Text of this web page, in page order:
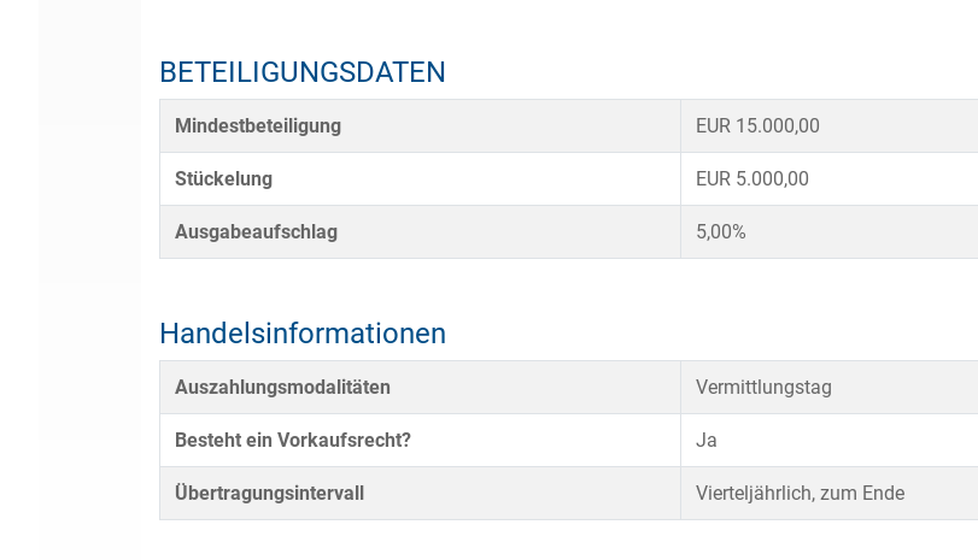
BETEILIGUNGSDATEN
Mindestbeteiligung EUR 15.000,00
Stückelung EUR 5.000,00
Ausgabeaufschlag 5,00%
Handelsinformationen
Auszahlungsmodalitäten Vermittlungstag
Besteht ein Vorkaufsrecht? Ja
Übertragungsintervall Vierteljährlich, zum Ende